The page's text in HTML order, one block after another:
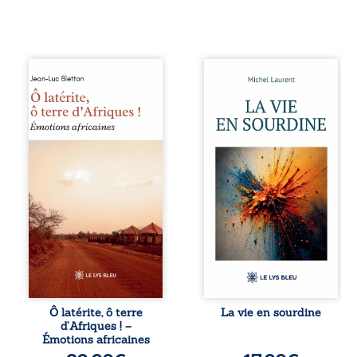
Ô latérite, ô terre
d’Afriques ! est un
poétique et
authentique aux
paysages, aux
émotions brutes
d’un continent en
entre traditions et
modernité. Des
souvenirs intimes
– la pluie à
Namoungou, le
baobab de
Zagtouli – aux
portraits
marquants –
Thomas Sankara,
Hamadoun Dicko,
Ô latérite, ô terre
d’Afriques ! –
Émotions africaines
Nina et Pierre se
très jeunes,
presque par
hasard, et se sont
aimés simplement,
persuadés que la
présence de
l’autre suffirait. Ils
mènent une
existence
modeste, rythmée
par le travail, la
fatigue et les
silences. La mort
de la mère de
vivent, fragilise un
équilibre déjà
La vie en sourdine